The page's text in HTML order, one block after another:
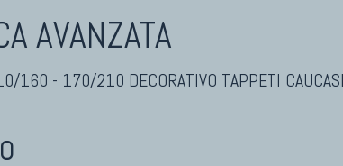
AVANZATA
160 - 170/210 DECORATIVO TAPPETI